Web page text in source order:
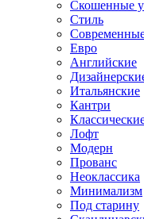
Скошенные
Стиль
Евро
Английские
Итальянские
Кантри
Лофт
Модерн
Прованс
Неоклассика
Минимализм
Под старину